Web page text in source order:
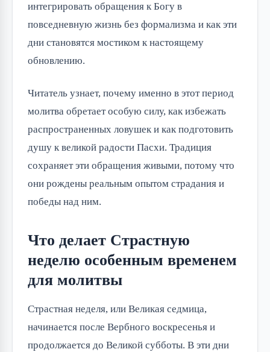
интегрировать обращения к Богу в
повседневную жизнь без формализма и как эти
дни становятся мостиком к настоящему
обновлению.
Читатель узнает, почему именно в этот период
молитва обретает особую силу, как избежать
распространенных ловушек и как подготовить
душу к великой радости Пасхи. Традиция
сохраняет эти обращения живыми, потому что
они рождены реальным опытом страдания и
победы над ним.
Что делает Страстную
неделю особенным временем
для молитвы
Страстная неделя, или Великая седмица,
начинается после Вербного воскресенья и
продолжается до Великой субботы. В эти дни